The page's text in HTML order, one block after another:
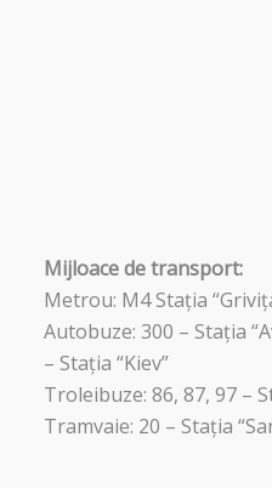
Mijloace de transport:
Metrou: M4 Stația
Autobuze: 300 – Stația
– Stația “Kiev”
Troleibuze: 86, 87, 97 –
Tramvaie: 20 – Stația